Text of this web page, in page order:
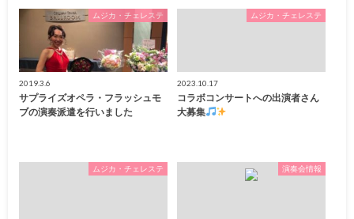
ムジカ・チェレステ
2019.3.6
サプライズオペラ・フラッシュモ
ブの演奏派遣を行いました
ムジカ・チェレステ
2023.10.17
コラボコンサートへの出演者さん
大募集
ムジカ・チェレステ 演奏会情報